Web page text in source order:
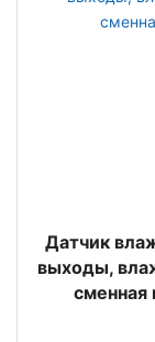
Датчик
выходы,
сменная